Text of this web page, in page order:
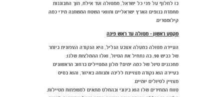
בו לחלוף על פני כל ישראל, ממטולה ועד אילת, תוך התבוננות
מתמדת בנופים הארץ ישראליים ותוואי השטח המשתנה מידי כמה
קילומטרים.
מקטע ראשון - מטולה עד ראש פינה
העיירה מטולה במעלה אצבע הגליל, היא הנקודה הצפונית ביותר
של כביש 90, בה נתחיל את הטיול, ואלו ההמלצות שלנו:
מתכננים טיול של כמה ימים? מלון המטיילים ברחוב הראשונים
בעיירה הוא נקודה מצויינת ללינה ומנוחה באיזור, והוא בסיס
מצויין לטיולים יומיים.
טווח המחירים שלו הוא בינוני ובהחלט מתאים למשפחות מטיילות.